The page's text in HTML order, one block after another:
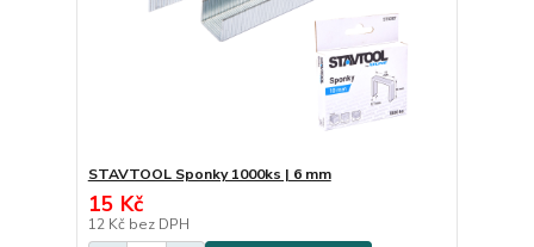
STAVTOOL Sponky 1000ks | 6 mm
15 Kč
12 Kč bez DPH